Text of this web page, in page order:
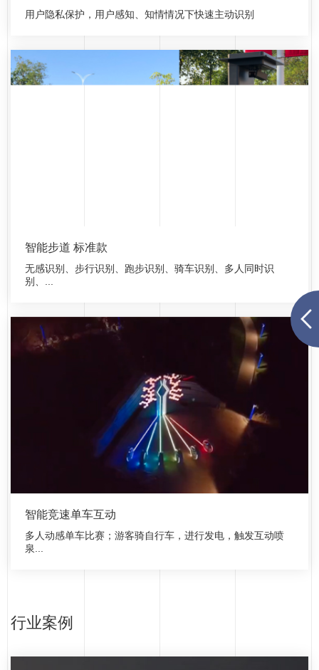
用户隐私保护，用户感知、知情情况下快速主动识别
智能步道 标准款
无感识别、步行识别、跑步识别、骑车识别、多人同时识
别、...
智能竞速单车互动
多人动感单车比赛；游客骑自行车，进行发电，触发互动喷
泉...
行业案例